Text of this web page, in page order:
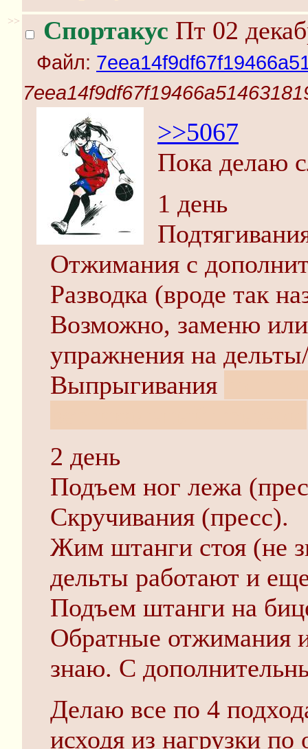
>> Спортакус Пт 02
Файл:
>>5067
Пока делаю
1 день
Отжимания с
Разводка (вроде так
Возможно, заменю
упражнения на
Выпрыгивания
2 день
Подъем ног лежа
Скручивания (пресс).
Жим штанги стоя (не
дельты работают и
Подъем штанги на
Обратные отжимания
знаю. С
Делаю все по 4
исходя из нагрузки